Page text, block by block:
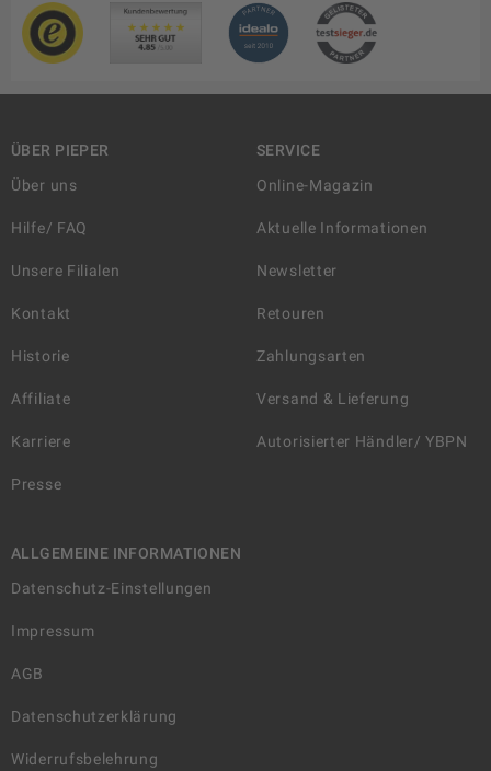
ÜBER PIEPER
Über uns
Hilfe/ FAQ
Unsere Filialen
Kontakt
Historie
Affiliate
Karriere
Presse
SERVICE
Online-Magazin
Aktuelle Informationen
Newsletter
Retouren
Zahlungsarten
Versand & Lieferung
Autorisierter Händler/ YBPN
ALLGEMEINE INFORMATIONEN
Datenschutz-Einstellungen
Impressum
AGB
Datenschutzerklärung
Widerrufsbelehrung